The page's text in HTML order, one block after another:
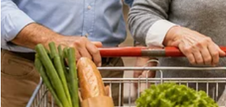
ozbiljna borba:
da li ostati tamo gde ste
Naredni dani donosebuđenje lične moći.
već srećni.
Ljubav